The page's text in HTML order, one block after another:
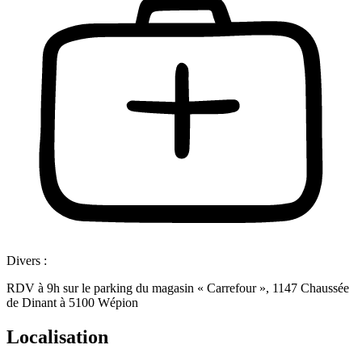
Divers :
RDV à 9h sur le parking du magasin « Carrefour », 1147 Chaussée
de Dinant à 5100 Wépion
Localisation